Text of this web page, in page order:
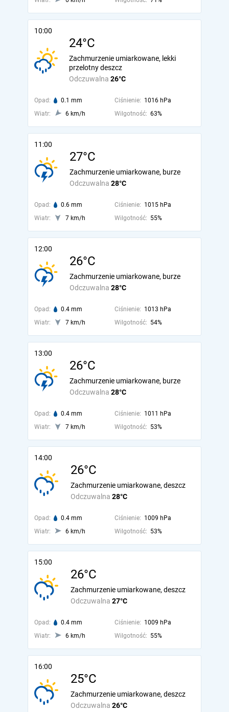
10:00
24°C
Odczuwalna 26°C
Zachmurzenie umiarkowane, lekki
przelotny deszcz
Opad: 0.1 mm Ciśnienie: 1016 hPa
Wiatr:
6 km/h Wilgotność: 63%
11:00
27°C
Odczuwalna 28°C
Zachmurzenie umiarkowane, burze
Opad: 0.6 mm Ciśnienie: 1015 hPa
Wiatr:
7 km/h Wilgotność: 55%
12:00
26°C
Odczuwalna 28°C
Zachmurzenie umiarkowane, burze
Opad: 0.4 mm Ciśnienie: 1013 hPa
Wiatr:
7 km/h Wilgotność: 54%
13:00
26°C
Odczuwalna 28°C
Zachmurzenie umiarkowane, burze
Opad: 0.4 mm Ciśnienie: 1011 hPa
Wiatr:
7 km/h Wilgotność: 53%
14:00
26°C
Odczuwalna 28°C
Zachmurzenie umiarkowane, deszcz
Opad: 0.4 mm Ciśnienie: 1009 hPa
Wiatr:
6 km/h Wilgotność: 53%
15:00
26°C
Odczuwalna 27°C
Zachmurzenie umiarkowane, deszcz
Opad: 0.4 mm Ciśnienie: 1009 hPa
Wiatr:
6 km/h Wilgotność: 55%
16:00
25°C
Odczuwalna 26°C
Zachmurzenie umiarkowane, deszcz